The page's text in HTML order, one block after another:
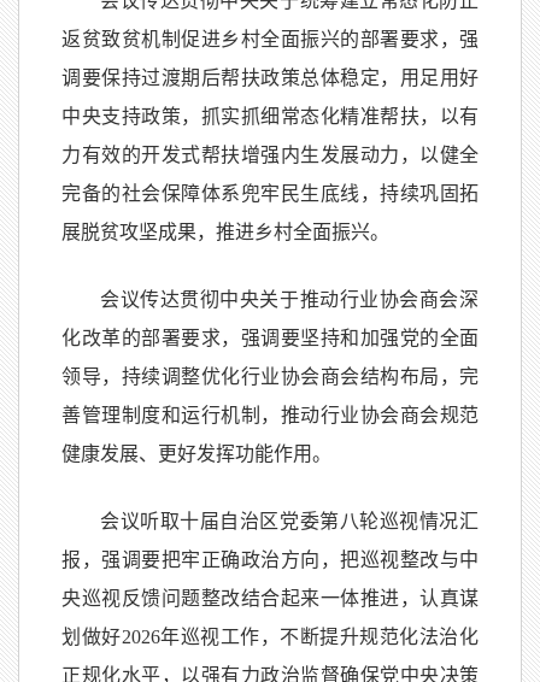
返贫致贫机制促进乡村全面振兴的部署要求，强
调要保持过渡期后帮扶政策总体稳定，用足用好
中央支持政策，抓实抓细常态化精准帮扶，以有
力有效的开发式帮扶增强内生发展动力，以健全
完备的社会保障体系兜牢民生底线，持续巩固拓
展脱贫攻坚成果，推进乡村全面振兴。
会议传达贯彻中央关于推动行业协会商会深
化改革的部署要求，强调要坚持和加强党的全面
领导，持续调整优化行业协会商会结构布局，完
善管理制度和运行机制，推动行业协会商会规范
健康发展、更好发挥功能作用。
会议听取十届自治区党委第八轮巡视情况汇
报，强调要把牢正确政治方向，把巡视整改与中
央巡视反馈问题整改结合起来一体推进，认真谋
划做好2026年巡视工作，不断提升规范化法治化
正规化水平，以强有力政治监督确保党中央决策